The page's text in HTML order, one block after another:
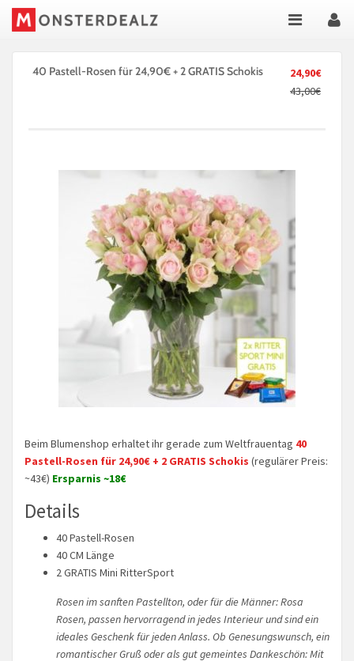
24,90€
43,00€
40 Pastell-Rosen für 24,90€ + 2 GRATIS Schokis
Beim Blumenshop erhaltet ihr gerade zum Weltfrauentag 40
Pastell-Rosen für 24,90€ + 2 GRATIS Schokis (regulärer Preis:
~43€) Ersparnis ~18€
Details
40 Pastell-Rosen
40 CM Länge
2 GRATIS Mini RitterSport
Rosen im sanften Pastellton, oder für die Männer: Rosa
Rosen, passen hervorragend in jedes Interieur und sind ein
ideales Geschenk für jeden Anlass. Ob Genesungswunsch, ein
romantischer Gruß oder als gut gemeintes Dankeschön: Mit